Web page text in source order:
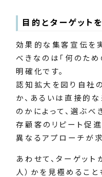
目的とターゲット
効果的な集客宣伝を
べきなのは「何のた
明確化です。
認知拡大を図り自社
か、あるいは直接的
のかによって、選ぶべ
存顧客のリピート促
異なるアプローチが求
あわせて、ターゲット
人）かを見極めること